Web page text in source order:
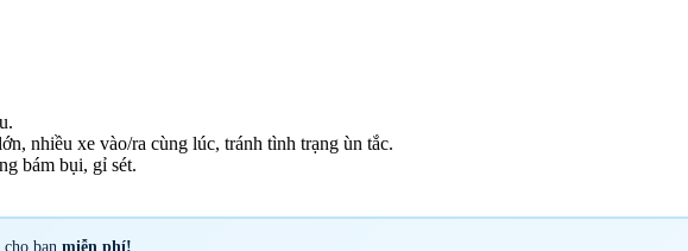
nhiều xe vào/ra cùng lúc, tránh tình trạng ùn tắc.
bám bụi, gỉ sét.
bạn miễn phí!